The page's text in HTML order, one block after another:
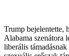
Trump bejelentette,
Alabama szenátora
liberális